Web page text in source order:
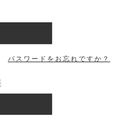
パスワードをお忘れですか？